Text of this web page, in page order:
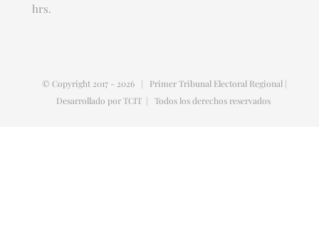
hrs.
© Copyright 2017 - 2026 | Primer Tribunal Electoral Regional |
Desarrollado porTCIT | Todos los derechos reservados